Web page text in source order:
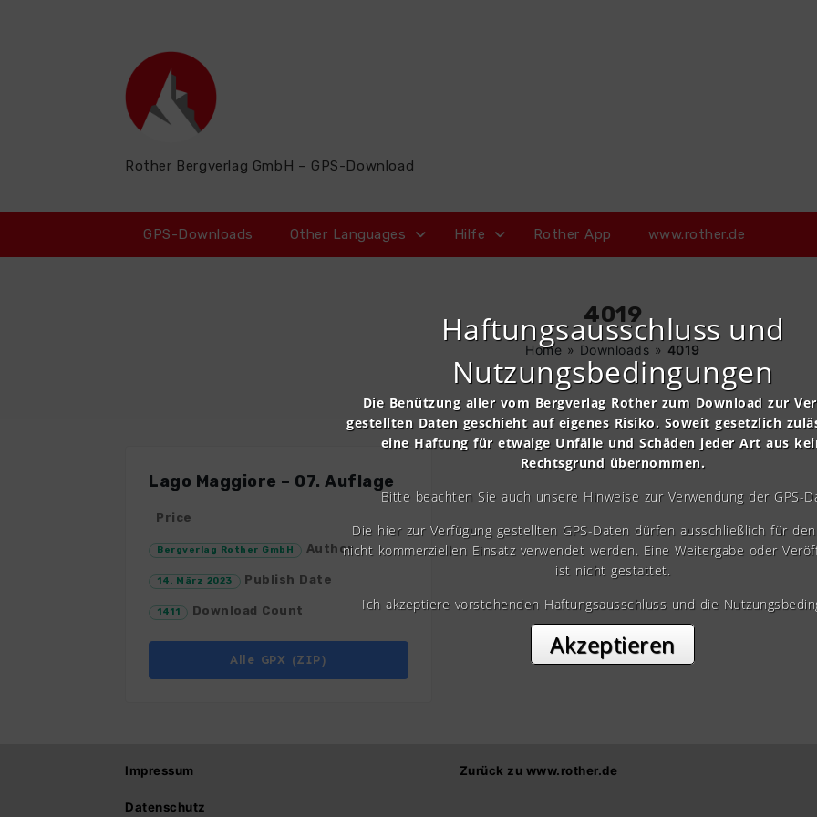
Rother Bergverlag GmbH – GPS-Download
GPS-Downloads Other Languages Hilfe Rother App www.rother.de
4019
Home » Downloads » 4019
Lago Maggiore – 07. Auflage
Price
Bergverlag Rother GmbH Author
14. März 2023 Publish Date
1411 Download Count
Alle GPX (ZIP)
Impressum
Datenschutz
Zurück zu www.rother.de
Haftungsausschluss und
Nutzungsbedingungen
Die Benützung aller vom Bergverlag Rother zum Download zur
gestellten Daten geschieht auf eigenes Risiko. Soweit gesetzlich
eine Haftung für etwaige Unfälle und Schäden jeder Art aus
Rechtsgrund übernommen.
Bitte beachten Sie auch unsere Hinweise zur Verwendung der GPS-
Die hier zur Verfügung gestellten GPS-Daten dürfen ausschließlich für
nicht kommerziellen Einsatz verwendet werden. Eine Weitergabe oder
ist nicht gestattet.
Ich akzeptiere vorstehenden Haftungsausschluss und die
Akzeptieren